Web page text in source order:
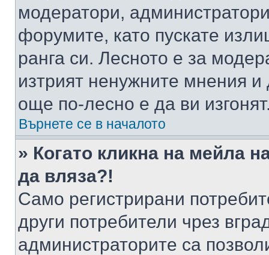
модератори,
форумите, като пускате
ранга си. Лесното е за
изтрият ненужните мнения
още по-лесно е да ви
Върнете се в началото
» Когато кликна на мейла
да вляза?!
Само регистрирани
други потребители чрез
администраторите са